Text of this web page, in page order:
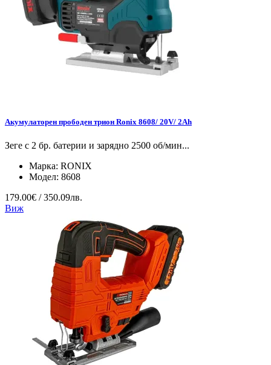
Акумулаторен прободен трион Ronix 8608/ 20V/ 2Ah
Зеге с 2 бр. батерии и зарядно 2500 об/мин...
Марка: RONIX
Модел: 8608
179.00€ / 350.09лв.
Виж